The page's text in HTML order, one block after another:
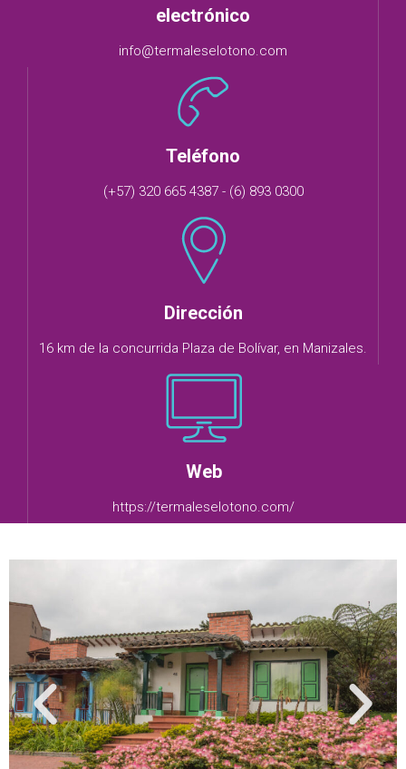
electrónico
info@termaleselotono.com
Teléfono
(+57) 320 665 4387 - (6) 893 0300
Dirección
16 km de la concurrida Plaza de Bolívar, en Manizales.
Web
https://termaleselotono.com/